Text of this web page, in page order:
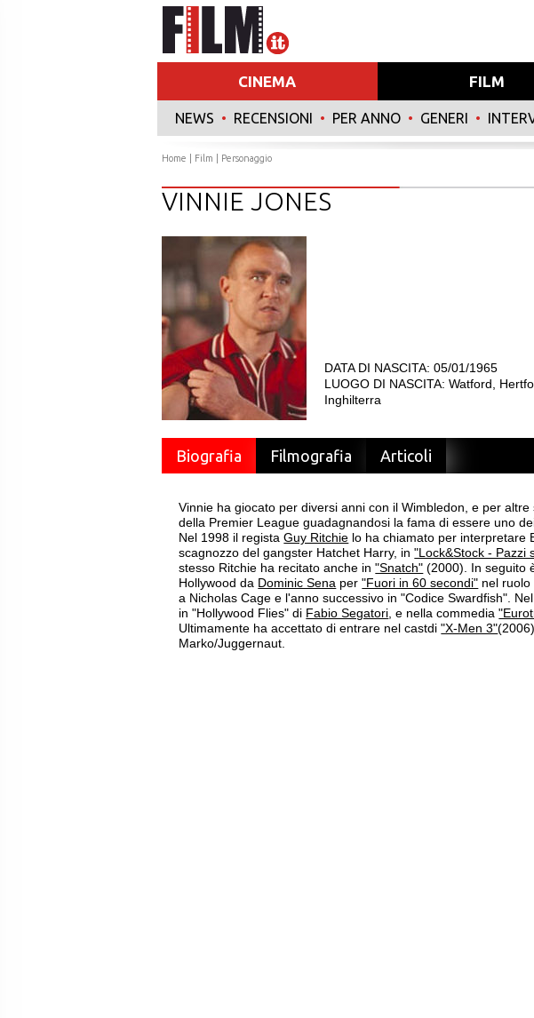
CINEMA FILM
NEWS • RECENSIONI • PER ANNO • GENERI •
Home Film | Personaggio
VINNIE JONES
DATA DI NASCITA: 05/01/1965
LUOGO DI NASCITA: Watford,
Inghilterra
Biografia Filmografia Articoli
Vinnie ha giocato per diversi anni con il Wimbledon, e per
della Premier League guadagnandosi la fama di essere uno
Nel 1998 il registaGuy Ritchie lo ha chiamato per interpretare
scagnozzo del gangster Hatchet Harry, in"Lock&Stock - Pazzi
stesso Ritchie ha recitato anche in"Snatch" (2000). In seguito
Hollywood da Dominic Sena per"Fuori in 60 secondi" nel ruolo
a Nicholas Cage e l'anno successivo in "Codice Swardfish".
in "Hollywood Flies" di Fabio Segatori , e nella commedia
Ultimamente ha accettato di entrare nel castdi"X-Men 3"
Marko/Juggernaut.